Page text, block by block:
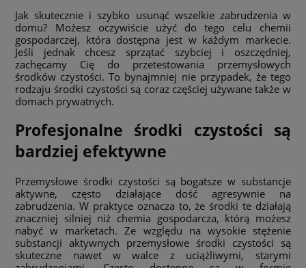
Jak skutecznie i szybko usunąć wszelkie zabrudzenia w
domu? Możesz oczywiście użyć do tego celu chemii
gospodarczej, która dostępna jest w każdym markecie.
Jeśli jednak chcesz sprzątać szybciej i oszczędniej,
zachęcamy Cię do przetestowania przemysłowych
środków czystości. To bynajmniej nie przypadek, że tego
rodzaju środki czystości są coraz częściej używane także w
domach prywatnych.
Profesjonalne środki czystości są
bardziej efektywne
Przemysłowe środki czystości są bogatsze w substancje
aktywne, często działające dość agresywnie na
zabrudzenia. W praktyce oznacza to, że środki te działają
znaczniej silniej niż chemia gospodarcza, którą możesz
nabyć w marketach. Ze względu na wysokie stężenie
substancji aktywnych przemysłowe środki czystości są
skuteczne nawet w walce z uciążliwymi, starymi